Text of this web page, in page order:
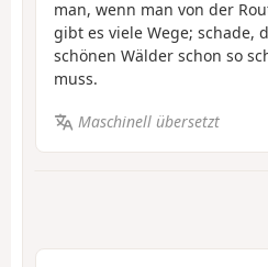
man, wenn man von der
gibt es viele Wege; schade,
schönen Wälder schon so
muss.
Maschinell übersetzt